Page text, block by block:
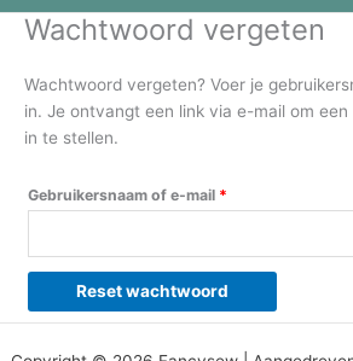
Wachtwoord vergeten
Wachtwoord vergeten? Voer je
in. Je ontvangt een link via e-mail om
in te stellen.
Gebruikersnaam of e-mail *
Reset wachtwoord